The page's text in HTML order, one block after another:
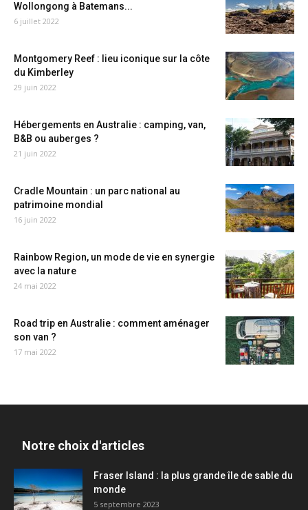
Wollongong à Batemans...
6 juillet 2022
Montgomery Reef : lieu iconique sur la côte
du Kimberley
29 juin 2022
Hébergements en Australie : camping, van,
B&B ou auberges ?
21 juin 2022
Cradle Mountain : un parc national au
patrimoine mondial
16 juin 2022
Rainbow Region, un mode de vie en synergie
avec la nature
24 mai 2022
Road trip en Australie : comment aménager
son van ?
17 mai 2022
Notre choix d'articles
Fraser Island : la plus grande île de sable du
monde
5 septembre 2023